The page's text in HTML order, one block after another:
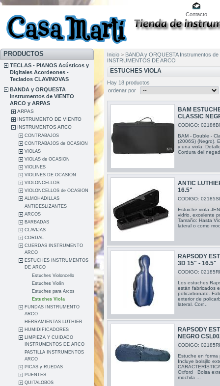
Contacto
PRODUCTOS
TECLAS - PIANOS Acústicos y
Digitales Acordeones -
Teclados CLAVINOVAS
BANDA y ORQUESTA
Instrumentos de VIENTO
ARCO y ARPAS
ARPAS
INSTRUMENTO DE VIENTO
INSTRUMENTOS ARCO
CONTRABAJOS
CONTRABAJOS de OCASION
VIOLAS
VIOLAS de OCASION
VIOLINES
VIOLINES DE OCASION
VIOLONCELLOS
VIOLONCELLOS de OCASION
ALMOHADILLAS
ANTIDESLIZANTES
ARCOS
BARBADAS
CLAVIJAS
CORDAL
CUERDAS INSTRUMENTO
ARCO
ESTUCHES INSTRUMENTOS
DE ARCO
Estuches Violoncello
Estuches Violín
Estuches para Arcos
Estuches Viola
FUNDAS INSTRUMENTO
ARCO
HERRAMIENTAS LUTHIER
HUMIDIFICADORES
LIMPIEZA Y CUIDADO
INSTRUMENTOS DE ARCO
PASTILLA INSTRUMENTOS
ARCO
PICAS y RUEDAS
PUENTES
QUITALOBOS
Inicio > BANDA y ORQUESTA Instrumentos
INSTRUMENTOS DE ARCO
ESTUCHES VIOLA
Hay 18 productos
ordenar por
BAM
CLASSIC
CODIGO:
BAM - Double -
(2006S) (Negro).
y una viola.
Cordura del
ANTIC
16.5"
CODIGO:
Estuiche viola
vidrio, excelente
Tamaño: Hasta
lateral o como
RAPSODY
3D 15" - 16.5"
CODIGO:
Los estuches
están fabricados
policarbonato.
exterior de
lateral. Corr...
RAPSODY
NEGRO
CODIGO:
Estuche en
Incluye bolsillo
Oxford · Bolsa
mochila ...